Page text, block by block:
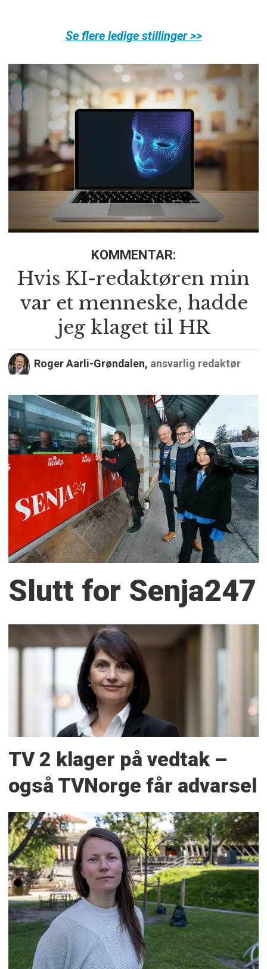
Se flere ledige stillinger >>
KOMMENTAR:
Hvis KI-redaktøren min
var et menneske, hadde
jeg klaget til HR
Roger Aarli-Grøndalen, ansvarlig redaktør
Slutt for Senja247
TV 2 klager på vedtak –
også TVNorge får advarsel